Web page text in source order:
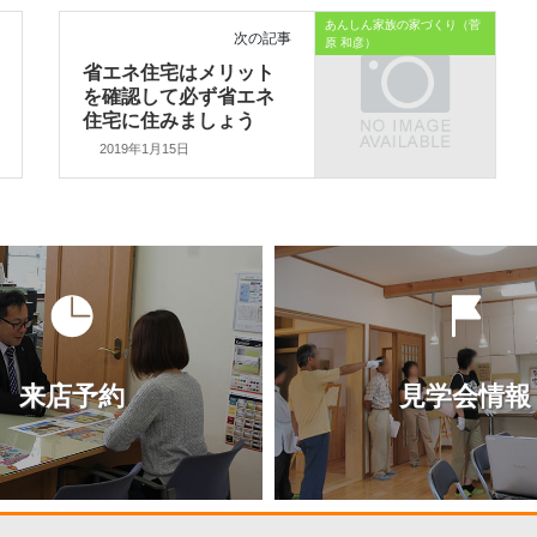
あんしん家族の家づくり（菅
原 和彦）
次の記事
省エネ住宅はメリット
を確認して必ず省エネ
住宅に住みましょう
2019年1月15日
来店予約 見学会情報